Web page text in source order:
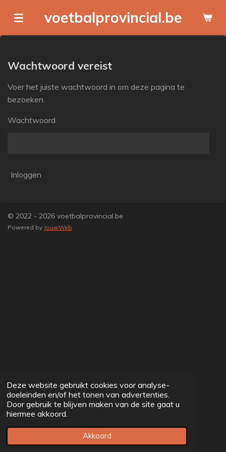
Deze website gebruikt cookies voor analyse-
doeleinden en/of het tonen van advertenties.
Door gebruik te blijven maken van de site gaat u
hiermee akkoord.
Akkoord
direct
naar
hoofdinhoud
voetbalprovincial.be
Wachtwoord vereist
Voer het juiste wachtwoord in om deze pagina te
bezoeken.
Wachtwoord
Inloggen
© 2022 - 2026 voetbalprovincial.be
Powered by JouwWeb